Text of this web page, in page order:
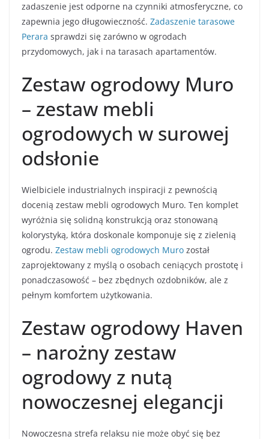
zadaszenie jest odporne na czynniki atmosferyczne, co
zapewnia jego długowieczność. Zadaszenie tarasowe
Perara sprawdzi się zarówno w ogrodach
przydomowych, jak i na tarasach apartamentów.
Zestaw ogrodowy Muro
– zestaw mebli
ogrodowych w surowej
odsłonie
Wielbiciele industrialnych inspiracji z pewnością
docenią zestaw mebli ogrodowych Muro. Ten komplet
wyróżnia się solidną konstrukcją oraz stonowaną
kolorystyką, która doskonale komponuje się z zielenią
ogrodu. Zestaw mebli ogrodowych Muro został
zaprojektowany z myślą o osobach ceniących prostotę i
ponadczasowość – bez zbędnych ozdobników, ale z
pełnym komfortem użytkowania.
Zestaw ogrodowy Haven
– narożny zestaw
ogrodowy z nutą
nowoczesnej elegancji
Nowoczesna strefa relaksu nie może obyć się bez